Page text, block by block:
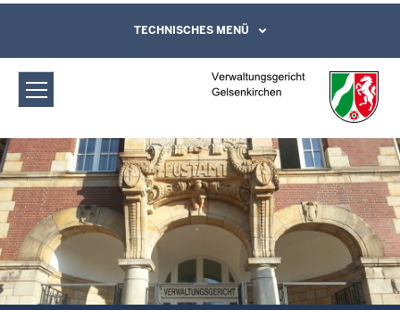
Verwaltungsgericht Gelsenkirchen:
Sitzungstermine
Direkt zum Inhalt
Leichte Sprache, Gebärdensprachenvideo
und Kontaktformular
TECHNISCHES MENÜ